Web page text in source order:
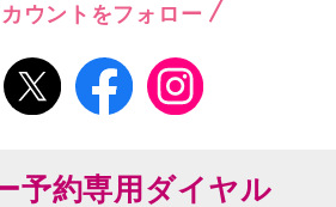
ウントをフォロー
予約専用ダイヤル